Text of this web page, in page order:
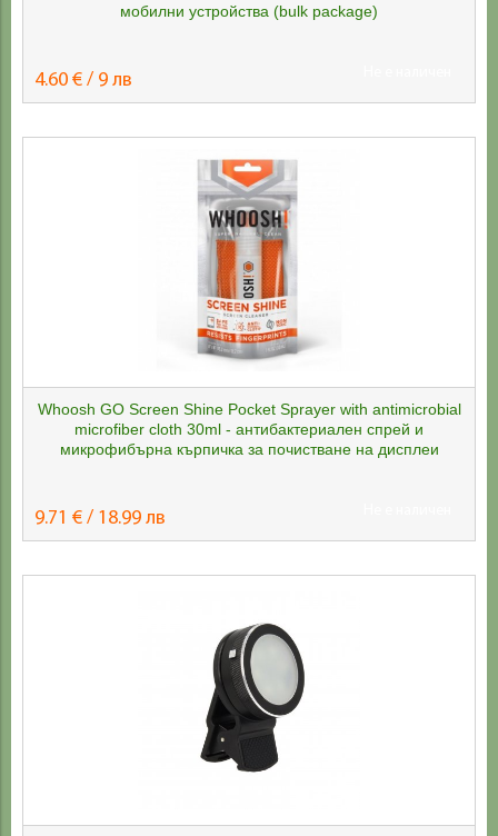
мобилни устройства (bulk package)
4.60 € / 9 лв
Whoosh GO Screen Shine Pocket Sprayer with antimicrobial
microfiber cloth 30ml - антибактериален спрей и
микрофибърна кърпичка за почистване на дисплеи
9.71 € / 18.99 лв